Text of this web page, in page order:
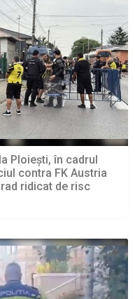
Ploiești, în cadrul
contra FK Austria
ridicat de risc